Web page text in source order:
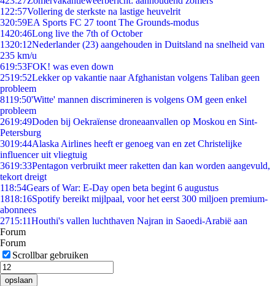
1 22:57Vollering de sterkste na lastige heuvelrit
320:59EA Sports FC 27 toont The Grounds-modus
1420:46Long live the 7th of October
1320:12Nederlander (23) aangehouden in Duitsland na snelheid van
235 km/u
619:53FOK! was even down
2519:52Lekker op vakantie naar Afghanistan volgens Taliban geen
probleem
8119:50'Witte' mannen discrimineren is volgens OM geen enkel
probleem
2619:49Doden bij Oekraïense droneaanvallen op Moskou en Sint-
Petersburg
3019:44Alaska Airlines heeft er genoeg van en zet Christelijke
influencer uit vliegtuig
3619:33Pentagon verbruikt meer raketten dan kan worden aangevuld,
tekort dreigt
118:54Gears of War: E-Day open beta begint 6 augustus
1818:16Spotify bereikt mijlpaal, voor het eerst 300 miljoen premium-
abonnees
2715:11Houthi's vallen luchthaven Najran in Saoedi-Arabië aan
Forum
Forum
Scrollbar gebruiken
opslaan